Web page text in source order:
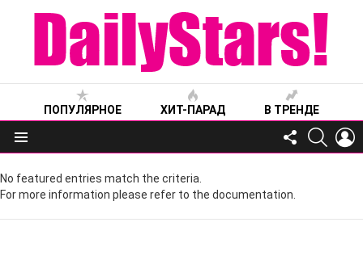
ПОПУЛЯРНОЕ ХИТ-ПАРАД В ТРЕНДЕ
Меню
FOLLOW
US
No featured entries match the criteria.
For more information please refer to the documentation.